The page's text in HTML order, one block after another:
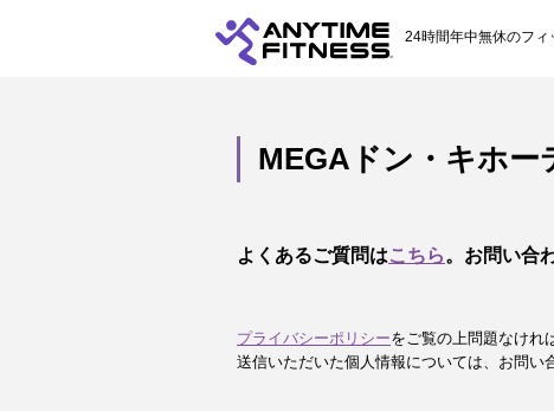
24時間年中無休のフィ
MEGAドン・キホー
よくあるご質問はこちら。お問い合
プライバシーポリシーをご覧の上問題なけれ
送信いただいた個人情報については、お問い